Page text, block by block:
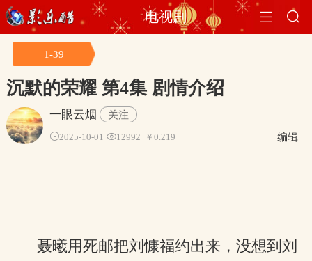
 
电视剧
1-39
沉默的荣耀第4集 剧情介绍
一眼云烟
关注
编辑
2025-10-01 12992 ￥0.219
聂曦用死邮把刘慷福约出来，没想到刘